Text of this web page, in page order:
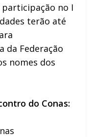
no I
terão até
da Federação
nomes dos
do Conas: